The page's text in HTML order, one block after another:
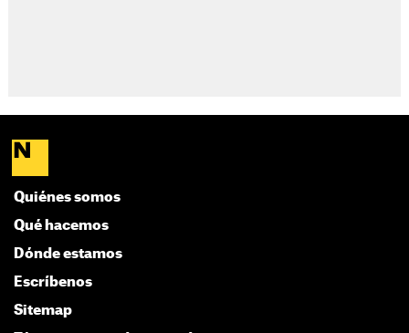
Quiénes somos
Qué hacemos
Dónde estamos
Escríbenos
Sitemap